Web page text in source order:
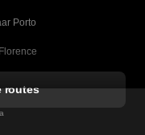
Porto
routes